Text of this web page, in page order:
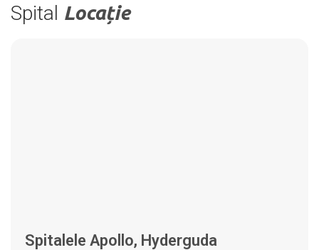
Spital Locație
Spitalele Apollo, Hyderguda